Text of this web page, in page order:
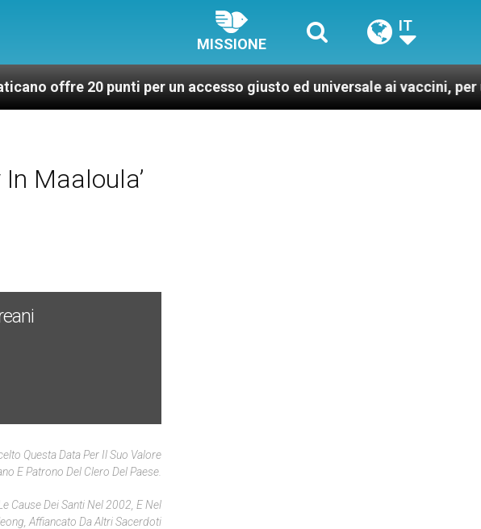
MISSIONE
IT
punti per un accesso giusto ed universale ai vaccini, per un mondo
Maaloula’
Questa Data Per Il Suo Valore
E Patrono Del Clero Del Paese.
Cause Dei Santi Nel 2002, E Nel
Affiancato Da Altri Sacerdoti